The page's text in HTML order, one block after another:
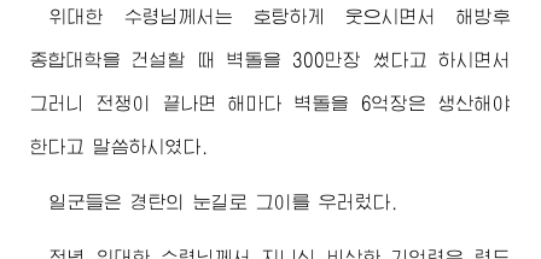
위대한 수령님께서 는 호탕하게 웃으시면서 해방후
종합대학을 건설할 때 벽돌을 300만장 썼다고 하시면서
그러니 전쟁이 끝나면 해마다 벽돌을 6억장은 생산해야
한다고 말씀하시였다.
일군들은 경탄의 눈길로 그이를 우러렀다.